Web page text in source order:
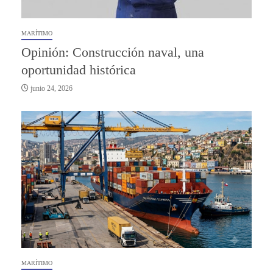
MARÍTIMO
Opinión: Construcción naval, una
oportunidad histórica
junio 24, 2026
MARÍTIMO